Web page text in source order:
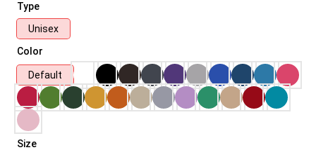
Type
Unisex
Color
Default
Size